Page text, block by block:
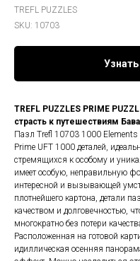
TREFL PUZZLES
SKU: ‎10703
TREFL PUZZLES PRIME
страсть к путешествиям
Пазл Trefl 10703 1000 Elements
Prime UFT 1000 деталей,
стремящихся к особому и
имеет особую, неправильную
интересной и вызывающей
плотнейшего картона, детали
качеством и долговечностью,
многократно без потери
Расположенная на готовой
идиллическая осенняя